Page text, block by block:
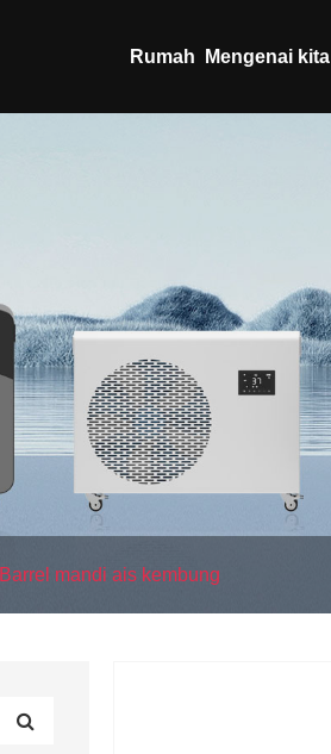
Rumah Mengenai kita
Barrel mandi ais kembung